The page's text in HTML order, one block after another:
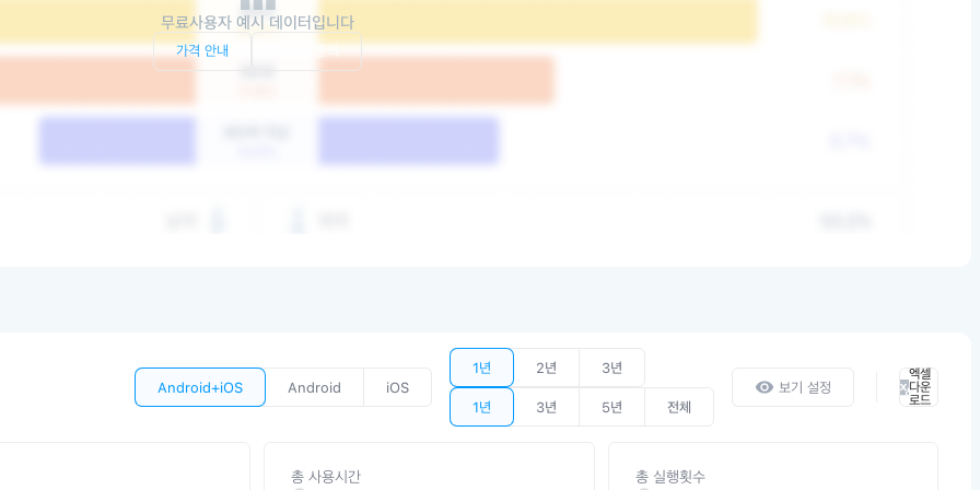
무료사용자 예시 데이터입니다
가격 안내
Android+iOS Android iOS
1년 2년 3년
1년 3년 5년 전체
보기 설정
엑셀
다운
로드
총 사용시간 총 실행횟수